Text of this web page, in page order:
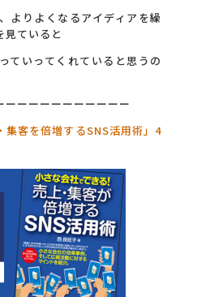
よりよくなるアイディアを繰
見ていると
ていってくれていると思うの
ーーーーーーーーーー
集客を倍増するSNS活用術」4